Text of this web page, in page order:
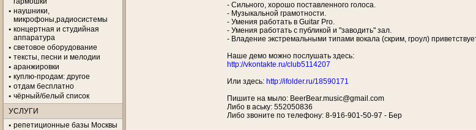
наушники,
микрофоны,радиосистемы
концертная и студийная
аппаратура
световое оборудование
тексты, песни и мелодии
аранжировки
куплю-продам: другое
отдам бесплатно
чёрный/белый список
УСЛУГИ
репетиционные базы Москвы
- Сильного, хорошо поставленного голоса.
- Музыкальной грамотности.
- Умения работать в Guitar Pro.
- Умения работать с публикой и "заводить" зал.
- Владение экстремальными типами вокала (скрим, гроул)
Наше демо можно послушать здесь:
http://vkontakte.ru/club5114207
Или здесь: http://ifolder.ru/18590171
Пишите на мыло: BeerBear.music@gmail.com
Либо в аську: 552050836
Либо звоните по телефону: 8-916-901-50-97 - Бер